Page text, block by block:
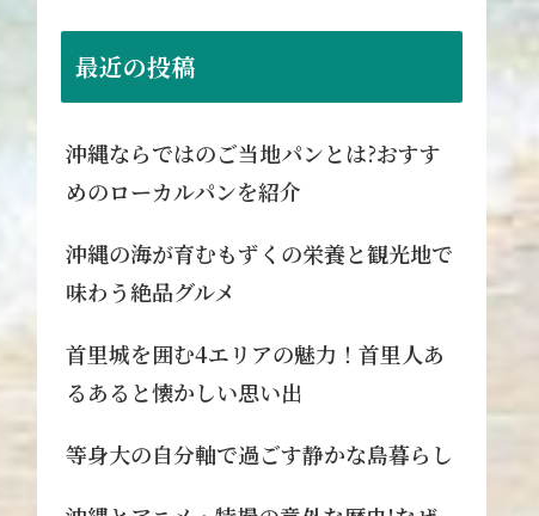
最近の投稿
沖縄ならではのご当地パンとは?おすす
めのローカルパンを紹介
沖縄の海が育むもずくの栄養と観光地で
味わう絶品グルメ
首里城を囲む4エリアの魅力！首里人あ
るあると懐かしい思い出
等身大の自分軸で過ごす静かな島暮らし